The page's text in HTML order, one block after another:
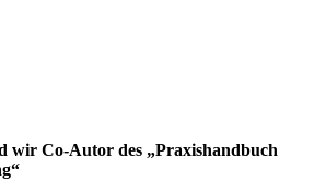
wir Co-Autor des „Praxishandbuch